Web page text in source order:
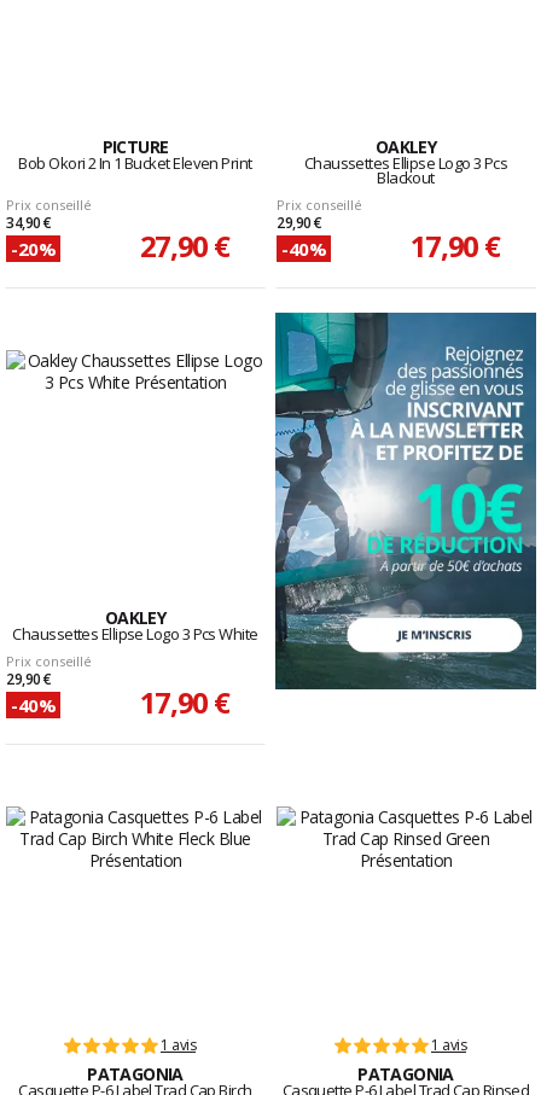
PICTURE
Bob Okori 2 In 1 Bucket Eleven Print
Prix conseillé
34,90 €
-20% 27,90 €
OAKLEY
Chaussettes Ellipse Logo 3 Pcs
Blackout
Prix conseillé
29,90 €
-40% 17,90 €
OAKLEY
Chaussettes Ellipse Logo 3 Pcs White
Prix conseillé
29,90 €
-40% 17,90 €
1 avis
PATAGONIA
Casquette P-6 Label Trad Cap Birch
1 avis
PATAGONIA
Casquette P-6 Label Trad Cap Rinsed